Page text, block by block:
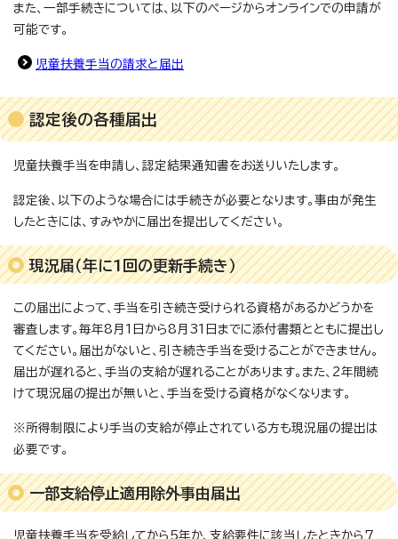
また、一部手続きについては、以下のページからオンラインでの申請が
可能です。
児童扶養手当の請求と届出
認定後の各種届出
児童扶養手当を申請し、認定結果通知書をお送りいたします。
認定後、以下のような場合には手続きが必要となります。事由が発生
したときには、すみやかに届出を提出してください。
現況届（年に1回の更新手続き）
この届出によって、手当を引き続き受けられる資格があるかどうかを
審査します。毎年8月1日から8月31日までに添付書類とともに提出し
てください。届出がないと、引き続き手当を受けることができません。
届出が遅れると、手当の支給が遅れることがあります。また、2年間続
けて現況届の提出が無いと、手当を受ける資格がなくなります。
※所得制限により手当の支給が停止されている方も現況届の提出は
必要です。
一部支給停止適用除外事由届出
児童扶養手当を受給してから5年か、支給要件に該当したときから7